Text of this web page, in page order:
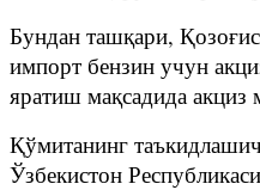
Бундан ташқари,
импорт бензин учун
яратиш мақсадида акциз
Қўмитанинг
Ўзбекистон